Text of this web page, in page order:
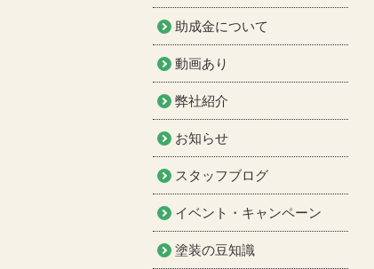
助成金について
動画あり
弊社紹介
お知らせ
スタッフブログ
イベント・キャンペーン
塗装の豆知識